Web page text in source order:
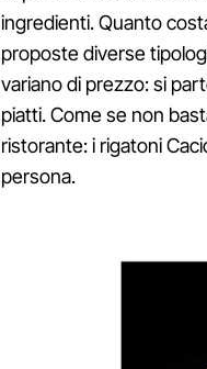
ingredienti. Quanto
proposte diverse
variano di prezzo: si
piatti. Come se non
ristorante: i rigatoni
persona.